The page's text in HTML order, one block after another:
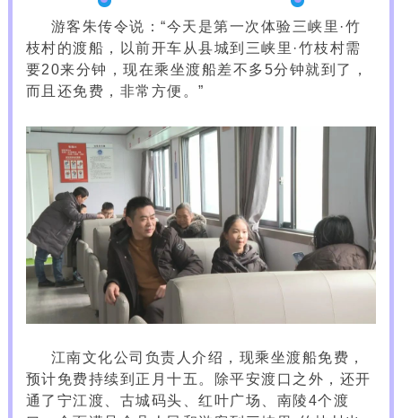
游客朱传令说：“今天是第一次体验三峡里·竹
枝村的渡船，以前开车从县城到三峡里·竹枝村需
要20来分钟，现在乘坐渡船差不多5分钟就到了，
而且还免费，非常方便。”
江南文化公司负责人介绍，现乘坐渡船免费，
预计免费持续到正月十五。除平安渡口之外，还开
通了宁江渡、古城码头、红叶广场、南陵4个渡